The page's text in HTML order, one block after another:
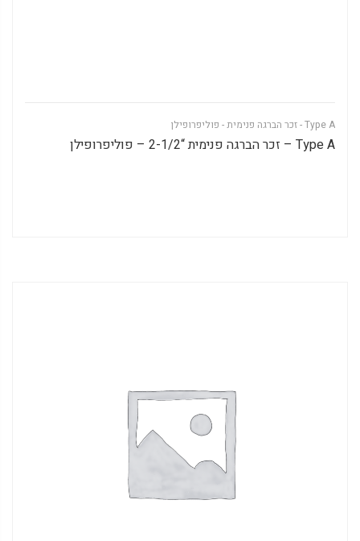
Type A - זכר הברגה פנימית - פוליפרופילן
Type A – זכר הברגה פנימית “2-1/2 – פוליפרופילן